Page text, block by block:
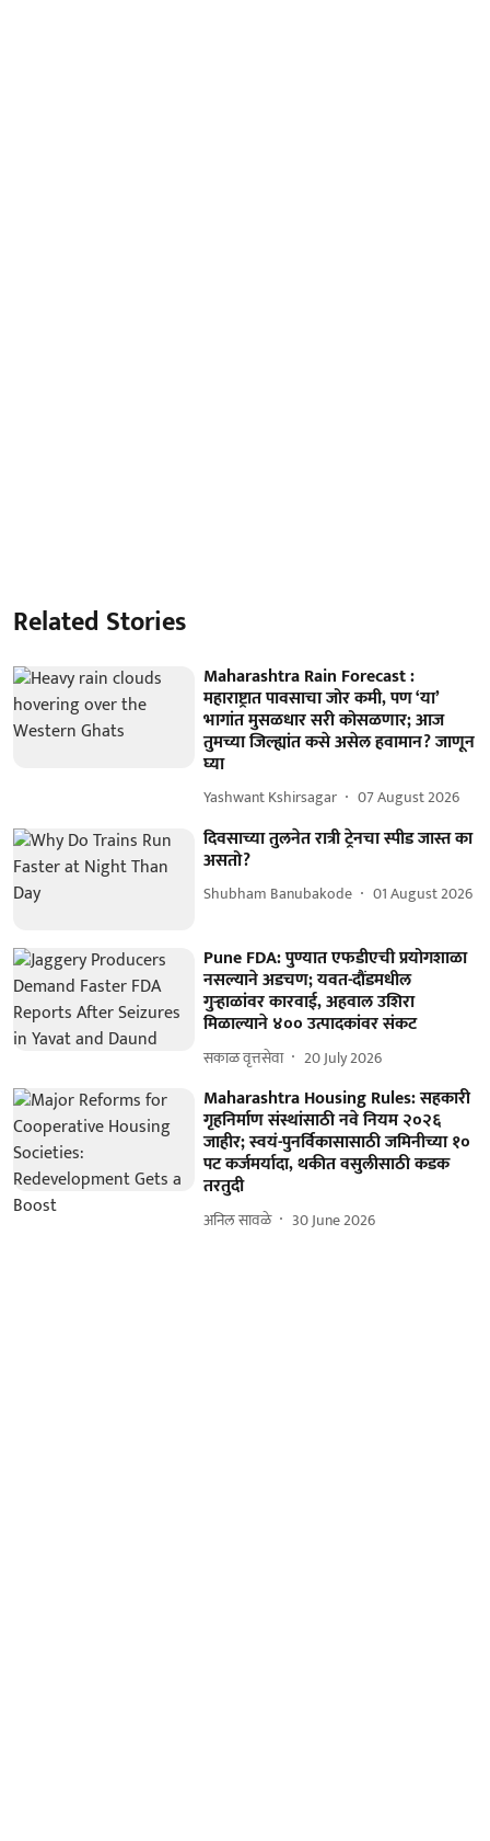
Related Stories
Maharashtra Rain Forecast :
महाराष्ट्रात पावसाचा जोर कमी, पण ‘या’
भागांत मुसळधार सरी कोसळणार; आज
तुमच्या जिल्ह्यांत कसे असेल हवामान? जाणून
घ्या
Yashwant Kshirsagar 07 August 2026
दिवसाच्या तुलनेत रात्री ट्रेनचा स्पीड जास्त का
असतो?
Shubham Banubakode 01 August 2026
Pune FDA: पुण्यात एफडीएची प्रयोगशाळा
नसल्याने अडचण; यवत-दौंडमधील
गुऱ्हाळांवर कारवाई, अहवाल उशिरा
मिळाल्याने ४०० उत्पादकांवर संकट
सकाळ वृत्तसेवा 20 July 2026
Maharashtra Housing Rules: सहकारी
गृहनिर्माण संस्थांसाठी नवे नियम २०२६
जाहीर; स्वयं-पुनर्विकासासाठी जमिनीच्या १०
पट कर्जमर्यादा, थकीत वसुलीसाठी कडक
तरतुदी
अनिल सावळे 30 June 2026